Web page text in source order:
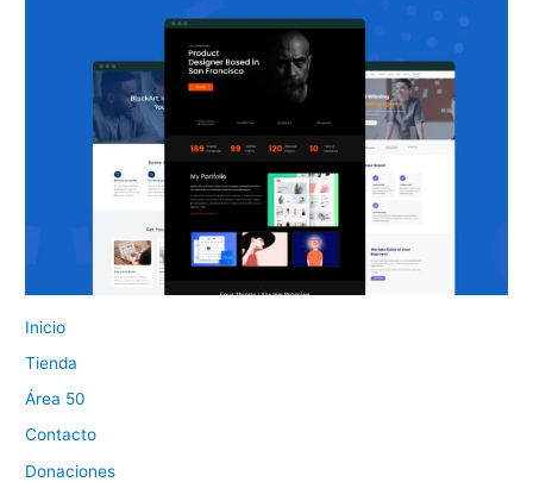
Inicio
Tienda
Área 50
Contacto
Donaciones